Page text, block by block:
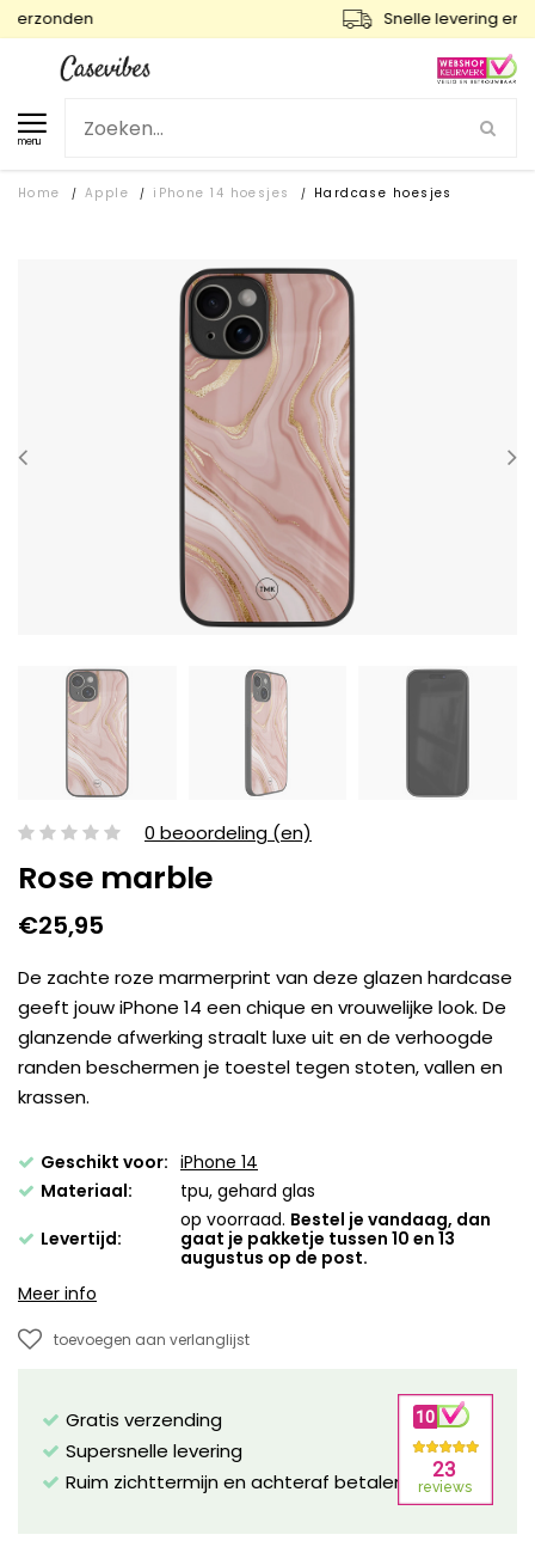
Snelle levering en gratis ruilen
menu
Home / Apple / iPhone 14 hoesjes / Hardcase hoesjes
0 beoordeling (en)
Rose marble
€25,95
De zachte roze marmerprint van deze glazen hardcase
geeft jouw iPhone 14 een chique en vrouwelijke look. De
glanzende afwerking straalt luxe uit en de verhoogde
randen beschermen je toestel tegen stoten, vallen en
krassen.
Geschikt voor: iPhone 14
Materiaal:
tpu, gehard glas
Levertijd:
op voorraad. Bestel je vandaag, dan
gaat je pakketje tussen 10 en 13
augustus op de post.
Meer info
toevoegen aan verlanglijst
Gratis verzending
Supersnelle levering
Ruim zichttermijn en achteraf betalen mogelijk!